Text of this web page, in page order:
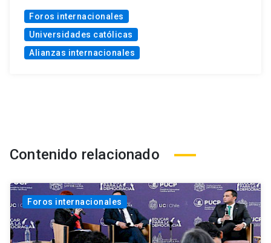
Foros internacionales
Universidades católicas
Alianzas internacionales
Contenido relacionado
Foros internacionales